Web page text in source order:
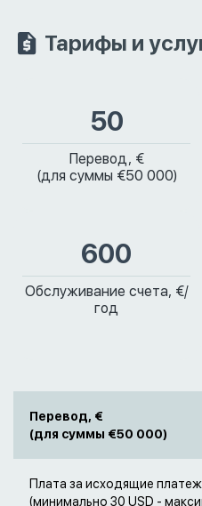
Тарифы и
50
Перевод, €
(для суммы €50 000)
600
Обслуживание счета, €/
год
Перевод, €
(для суммы €50 000)
Плата за исходящие
(минимально 30 USD -